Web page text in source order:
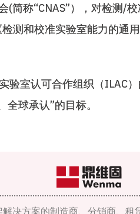
(简称“CNAS”），对检测/
测和校准实验室能力的
验室认可合作组织（ILAC
球承认”的目标。
决方案的制造商、分销商、租